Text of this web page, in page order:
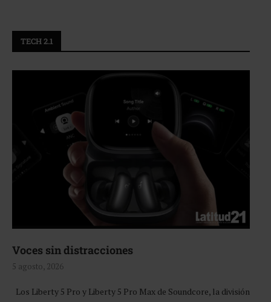
TECH 2.1
Voces sin distracciones
5 agosto, 2026
Los Liberty 5 Pro y Liberty 5 Pro Max de Soundcore, la división